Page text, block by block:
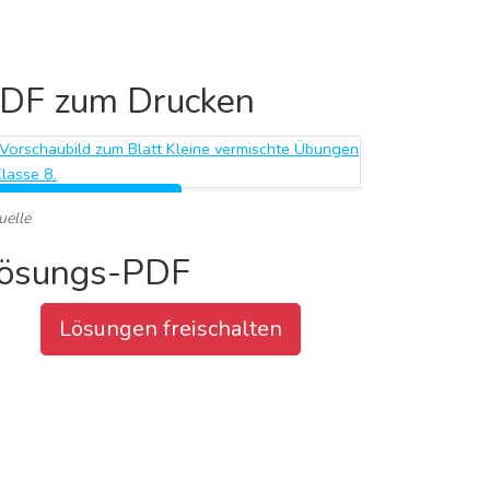
zum Drucken
PDF
Lösungen freischalten